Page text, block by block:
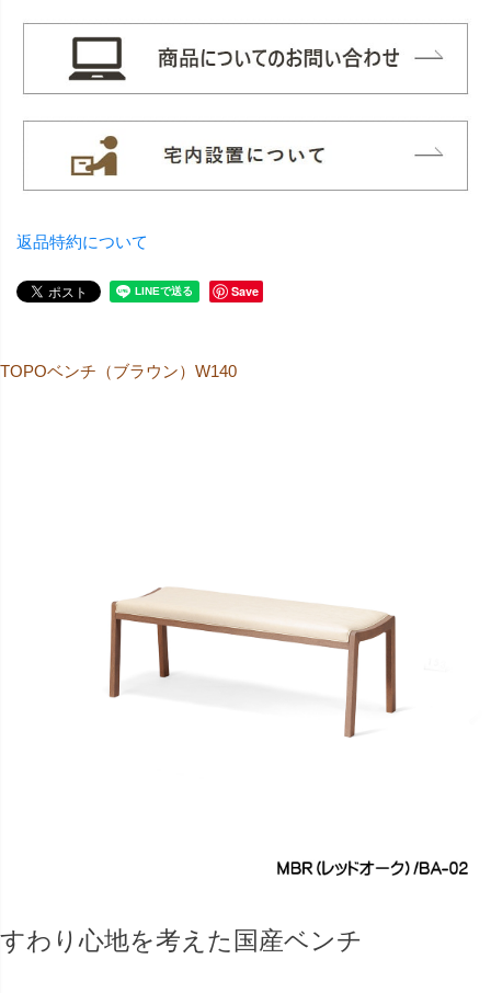
返品特約について
Save
TOPOベンチ（ブラウン）W140
すわり心地を考えた国産ベンチ